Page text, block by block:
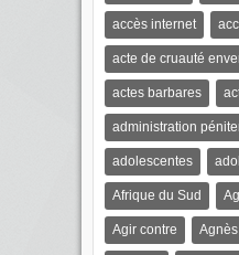
accès internet
acte de cruauté
actes barbares
administration
adolescentes
Afrique du Sud
Agir contre